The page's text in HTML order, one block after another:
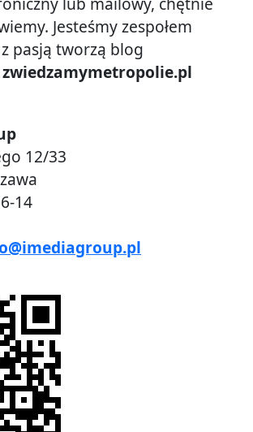
Jesteśmy zespołem
pasją tworzą blog
zwiedzamymetropolie.pl
12/33
14